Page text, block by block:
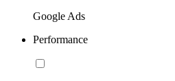
Google Ads
Performance